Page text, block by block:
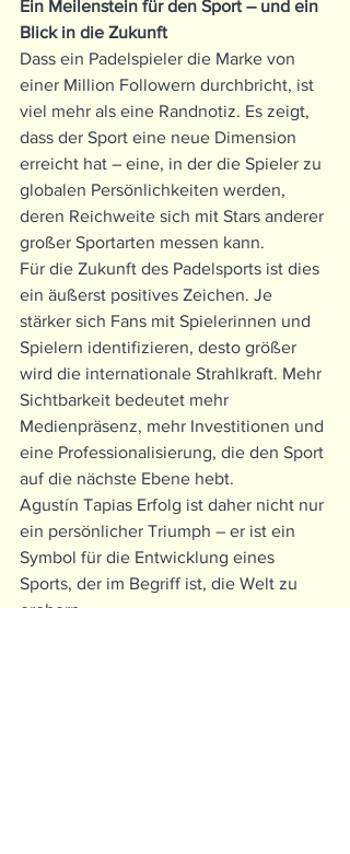
Ein Meilenstein für den Sport – und ein
Blick in die Zukunft
Dass ein Padelspieler die Marke von
einer Million Followern durchbricht, ist
viel mehr als eine Randnotiz. Es zeigt,
dass der Sport eine neue Dimension
erreicht hat – eine, in der die Spieler zu
globalen Persönlichkeiten werden,
deren Reichweite sich mit Stars anderer
großer Sportarten messen kann.
Für die Zukunft des Padelsports ist dies
ein äußerst positives Zeichen. Je
stärker sich Fans mit Spielerinnen und
Spielern identifizieren, desto größer
wird die internationale Strahlkraft. Mehr
Sichtbarkeit bedeutet mehr
Medienpräsenz, mehr Investitionen und
eine Professionalisierung, die den Sport
auf die nächste Ebene hebt.
Agustín Tapias Erfolg ist daher nicht nur
ein persönlicher Triumph – er ist ein
Symbol für die Entwicklung eines
Sports, der im Begriff ist, die Welt zu
erobern.